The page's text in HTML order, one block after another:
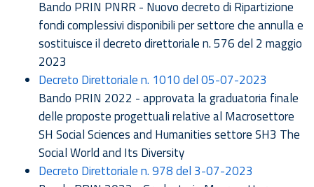
Bando PRIN PNRR - Nuovo decreto di Ripartizione
fondi complessivi disponibili per settore che annulla e
sostituisce il decreto direttoriale n. 576 del 2 maggio
2023
Decreto Direttoriale n. 1010 del 05-07-2023
Bando PRIN 2022 - approvata la graduatoria finale
delle proposte progettuali relative al Macrosettore
SH Social Sciences and Humanities settore SH3 The
Social World and Its Diversity
Decreto Direttoriale n. 978 del 3-07-2023